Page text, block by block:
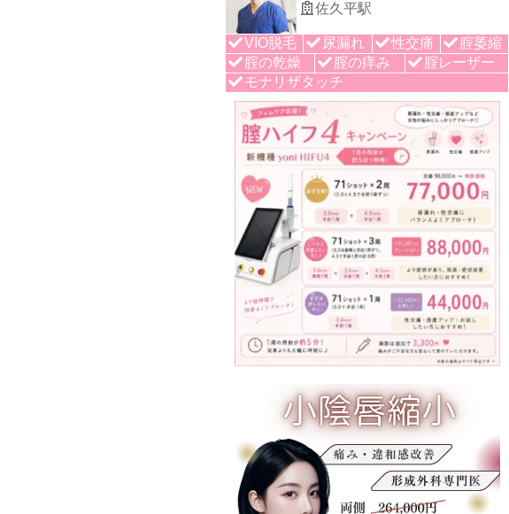
佐久平駅
VIO脱毛 尿漏れ 性交痛
腟萎縮
腟の乾燥
腟の痒み
腟レーザー
モナリザタッチ